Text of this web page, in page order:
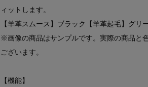
ィットします。
【羊革スムース】ブラック【羊革起毛】グ
※画像の商品はサンプルです。実際の商品と
ございます。
【機能】